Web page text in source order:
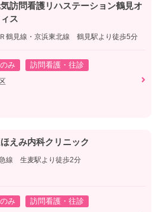
訪問看護リハステーション鶴見オ
ス
Ｒ鶴見線・京浜東北線 鶴見駅より徒歩5分
み
訪問看護・往診
えみ内科クリニック
線 生麦駅より徒歩2分
み
訪問看護・往診